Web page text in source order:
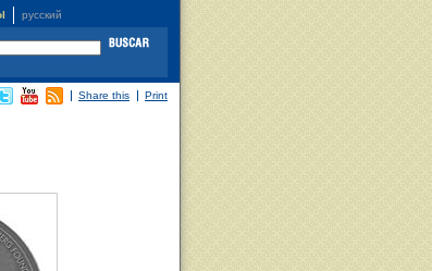
русский
Share this Print